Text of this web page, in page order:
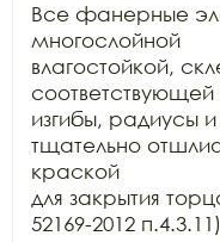
Все фанерные
многослойной
влагостойкой,
изгибы, радиусы
тщательно
краской
для закрытия
52169-2012